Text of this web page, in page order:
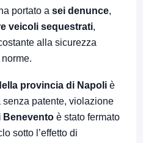
portato a sei denunce,
veicoli sequestrati,
alla sicurezza
provincia di Napoli è
patente, violazione
Benevento è stato fermato
sotto l’effetto di